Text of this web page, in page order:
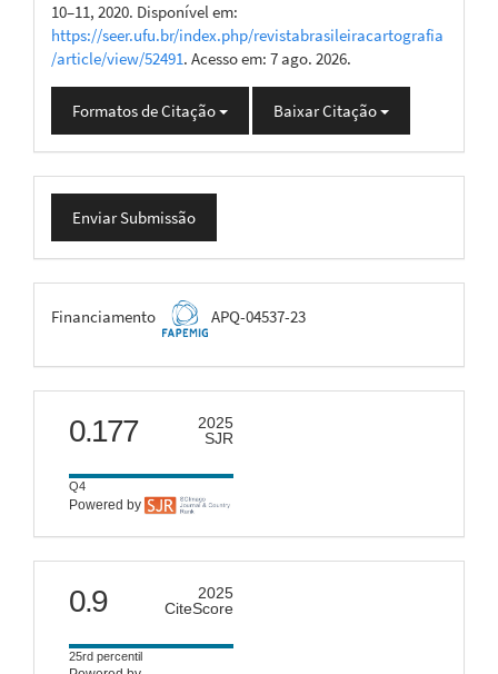
10–11, 2020. Disponível em:
https://seer.ufu.br/index.php/revistabrasileiracartografia
/article/view/52491. Acesso em: 7 ago. 2026.
Formatos de Citação Baixar Citação
Enviar
Submissão
Enviar Submissão
FAPEMIG
Financiamento APQ-04537-23
scimago
0.177
2025
SJR
Q4
Powered by
citescore
0.9
2025
CiteScore
25rd percentil